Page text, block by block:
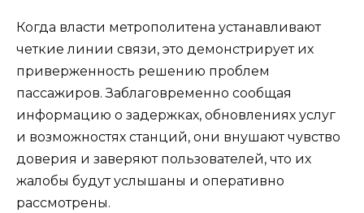
Когда власти метрополитена устанавливают
четкие линии связи, это демонстрирует их
приверженность решению проблем
пассажиров. Заблаговременно сообщая
информацию о задержках, обновлениях услуг
и возможностях станций, они внушают чувство
доверия и заверяют пользователей, что их
жалобы будут услышаны и оперативно
рассмотрены.